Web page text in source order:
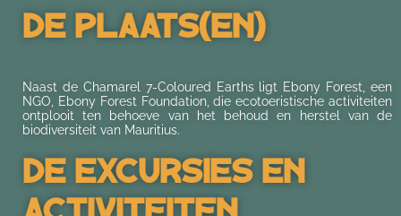
De Plaats(en)
Naast de Chamarel 7-Coloured Earths ligt Ebony Forest, een
NGO, Ebony Forest Foundation, die ecotoeristische activiteiten
ontplooit ten behoeve van het behoud en herstel van de
biodiversiteit van Mauritius.
De Excursies En